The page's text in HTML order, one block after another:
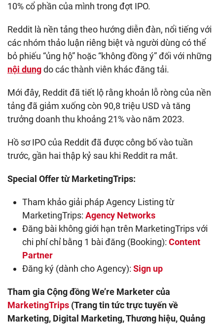
10% cổ phần của mình trong đợt IPO.
Reddit là nền tảng theo hướng diễn đàn, nổi tiếng với
các nhóm thảo luận riêng biệt và người dùng có thể
bỏ phiếu “ủng hộ” hoặc “không đồng ý” đối với những
nội dungdo các thành viên khác đăng tải.
Mới đây, Reddit đã tiết lộ rằng khoản lỗ ròng của nền
tảng đã giảm xuống còn 90,8 triệu USD và tăng
trưởng doanh thu khoảng 21% vào năm 2023.
Hồ sơ IPO của Reddit đã được công bố vào tuần
trước, gần hai thập kỷ sau khi Reddit ra mắt.
Special Offer từ MarketingTrips:
Tham khảo giải pháp Agency Listing từ
MarketingTrips: Agency Networks
Đăng bài không giới hạn trên MarketingTrips với
chi phí chỉ bằng 1 bài đăng (Booking): Content
Partner
Đăng ký (dành cho Agency): Sign up
Tham gia Cộng đồng We’re Marketer của
MarketingTrips (Trang tin tức trực tuyến về
Marketing, Digital Marketing, Thương hiệu, Quảng